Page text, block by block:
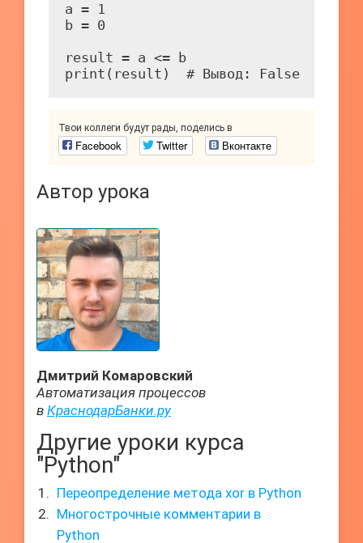
a = 1
b = 0
result = a <= b
Твои коллеги будут рады, поделись в
Facebook Twitter Вконтакте
Автор урока
Дмитрий Комаровский
Автоматизация процессов
в КраснодарБанки.ру
Другие уроки курса
"Python"
Переопределение метода xor в Python
Многострочные комментарии в
Python